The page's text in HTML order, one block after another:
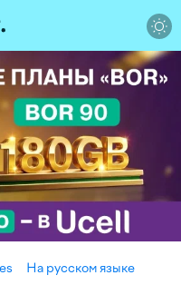
На русском языке